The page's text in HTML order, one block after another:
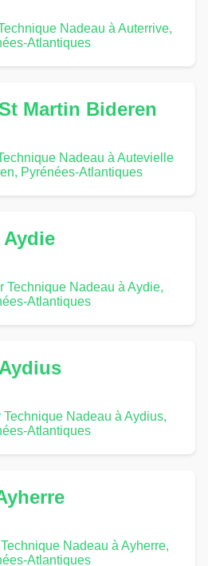
Nadeau à Auterrive,
Atlantiques
Martin Bideren
Nadeau à Autevielle
Pyrénées-Atlantiques
Aydie
Technique Nadeau à Aydie,
Atlantiques
Aydius
Nadeau à Aydius,
Atlantiques
Nadeau à Ayherre,
Atlantiques